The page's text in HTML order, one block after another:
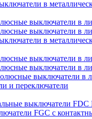
в
выключатели в
выключатели в
в
выключатели в
выключатели в
выключатели в
и переключатели
выключатели FDC
FGC с